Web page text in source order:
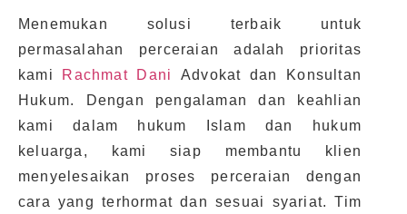
Menemukan solusi terbaik untuk
permasalahan perceraian adalah prioritas
kami Rachmat Dani
Advokat dan Konsultan
Hukum. Dengan pengalaman dan keahlian
kami dalam hukum Islam dan hukum
keluarga, kami siap membantu klien
menyelesaikan proses perceraian dengan
cara yang terhormat dan sesuai syariat. Tim